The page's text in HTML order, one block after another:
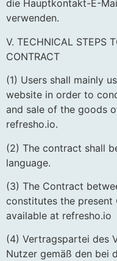
die Hauptkontakt-E-
verwenden.
V. TECHNICAL STEPS
CONTRACT
(1) Users shall mainly
website in order to
and sale of the goods
refresho.io.
(2) The contract shall
language.
(3) The Contract
constitutes the present
available at refresho.io
(4) Vertragspartei des
Nutzer gemäß den bei